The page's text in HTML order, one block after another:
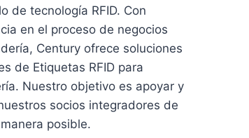
de tecnología RFID. Con
en el proceso de negocios
Century ofrece soluciones
de Etiquetas RFID para
Nuestro objetivo es apoyar y
socios integradores de
posible.